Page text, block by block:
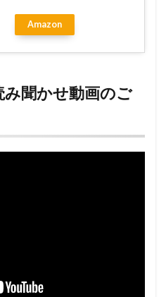
Amazon
み聞かせ動画のご